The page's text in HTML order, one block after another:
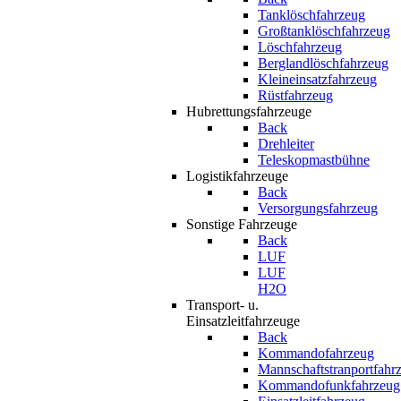
Tanklöschfahrzeug
Großtanklöschfahrzeug
Löschfahrzeug
Berglandlöschfahrzeug
Kleineinsatzfahrzeug
Rüstfahrzeug
Hubrettungsfahrzeuge
Back
Drehleiter
Teleskopmastbühne
Logistikfahrzeuge
Back
Versorgungsfahrzeug
Sonstige Fahrzeuge
Back
LUF
LUF
H2O
Transport- u.
Einsatzleitfahrzeuge
Back
Kommandofahrzeug
Kommandofunkfahrzeug